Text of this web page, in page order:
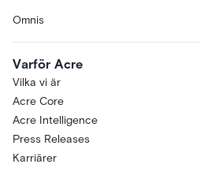
Omnis
Varför Acre
Vilka vi är
Acre Core
Acre Intelligence
Press Releases
Karriärer